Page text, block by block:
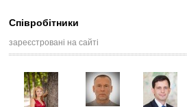
Співробітники
зареєстровані на сайті